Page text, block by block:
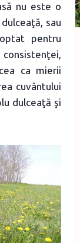
nu este o
sau
pentru
ca mierii
cuvântului
dulceaţă şi